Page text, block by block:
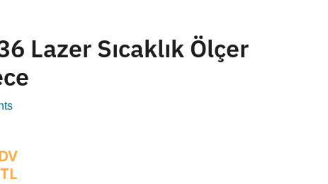
Lazer Sıcaklık Ölçer